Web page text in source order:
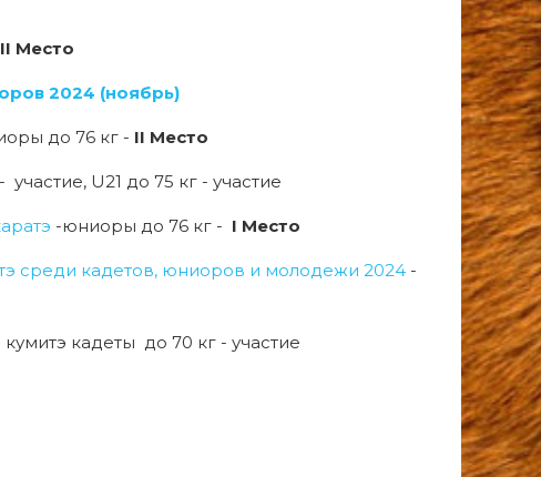
II Место
2024 (ноябрь)
до 76 кг - II Место
U21 до 75 кг - участие
-юниоры до 76 кг - I Место
среди кадетов, юниоров и молодежи 2024 -
кумитэ кадеты до 70 кг - участие